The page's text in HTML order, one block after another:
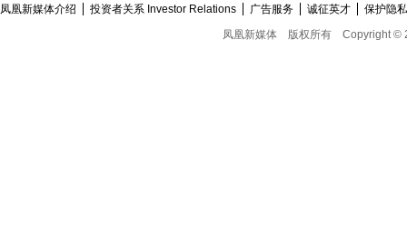
凤凰新媒体介绍 投资者关系 Investor Relations 广告服务 诚征英才
保护隐
凤凰新媒体
版权所有 Copyright ©